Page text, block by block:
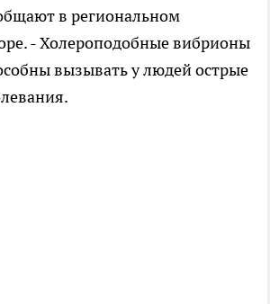
в региональном
- Холероподобные вибрионы
вызывать у людей острые